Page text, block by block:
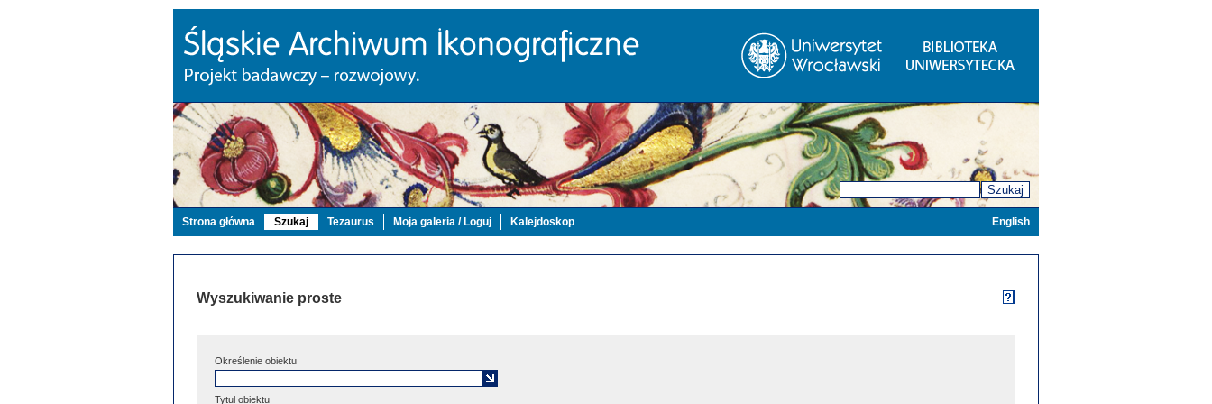
Szukaj
Strona główna Szukaj Tezaurus Moja galeria / Loguj Kalejdoskop English
Wyszukiwanie proste
Określenie obiektu
Tytuł obiektu